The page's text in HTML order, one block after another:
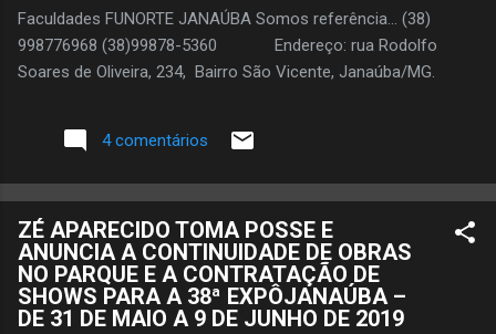
Faculdades FUNORTE JANAÚBA Somos referência... (38)
998776968 (38)99878-5360 Endereço: rua Rodolfo
Soares de Oliveira, 234, Bairro São Vicente, Janaúba/MG.
4 comentários
ZÉ APARECIDO TOMA POSSE E
ANUNCIA A CONTINUIDADE DE OBRAS
NO PARQUE E A CONTRATAÇÃO DE
SHOWS PARA A 38ª EXPÔJANAÚBA –
DE 31 DE MAIO A 9 DE JUNHO DE 2019